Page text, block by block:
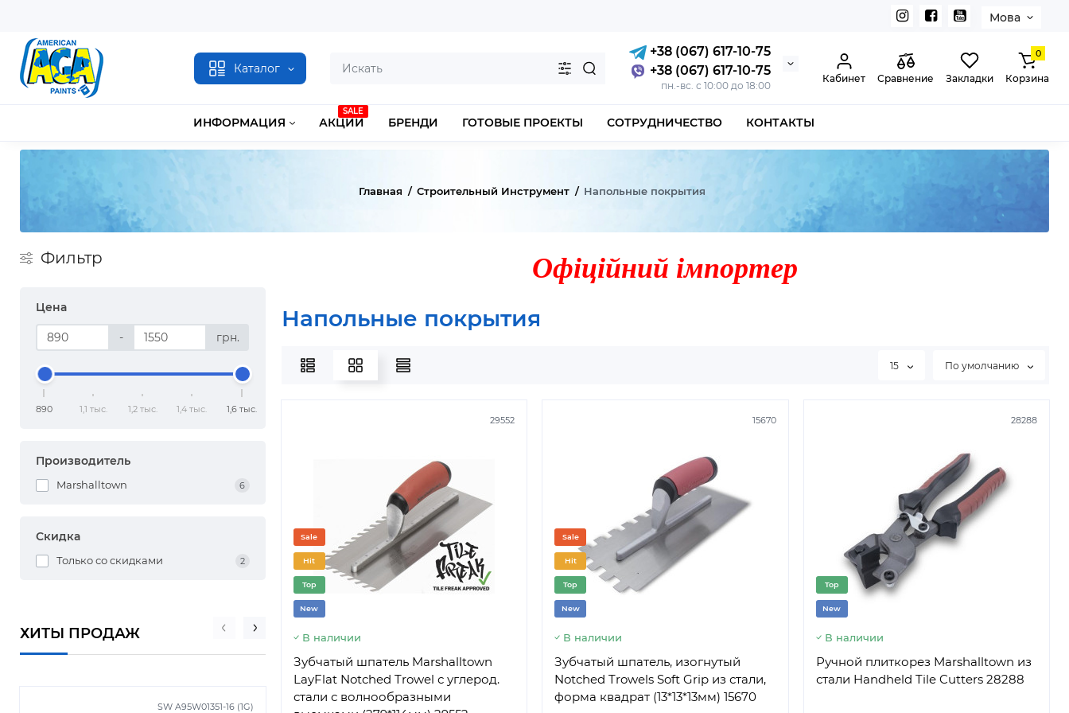
Мова
Каталог
+38 (067) 617-10-75
+38 (067) 617-10-75
пн.-вс. с 10:00 до 18:00
Кабинет Сравнение Закладки
0
Корзина
ИНФОРМАЦИЯ
SALE
АКЦИИ БРЕНДИ ГОТОВЫЕ ПРОЕКТЫ СОТРУДНИЧЕСТВО КОНТАКТЫ
Главная Строительный Инструмент Напольные покрытия
Фильтр
Цена
- грн.
890 1,1 тыс. 1,2 тыс. 1,4 тыс. 1,6 тыс.
Производитель
Marshalltown 6
Скидка
Только со cкидками 2
ХИТЫ ПРОДАЖ
SW A95W01351-16 (1G) SW А27W05050-16 (1G)
Офіційний імпортер
Напольные покрытия
15 По умолчанию
29552
Sale
Hit
Top
New
В наличии
Зубчатый шпатель Marshalltown
LayFlat Notched Trowel с углерод.
стали с волнообразными
15670
Sale
Hit
Top
New
В наличии
Зубчатый шпатель, изогнутый
Notched Trowels Soft Grip из стали,
форма квадрат (13*13*13мм) 15670
28288
Top
New
В наличии
Ручной плиткорез Marshalltown из
стали Handheld Tile Cutters 28288